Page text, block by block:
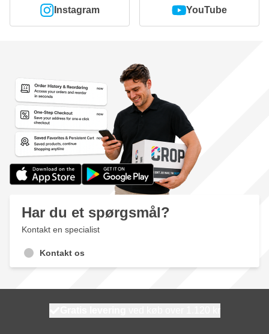
Instagram YouTube
Har du et spørgsmål?
Kontakt en specialist
Kontakt os